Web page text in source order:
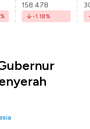
%
158.478
-1.18%